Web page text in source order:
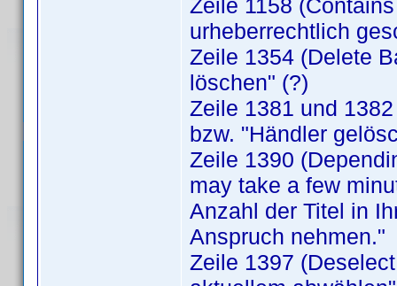
Zeile 1158
urheberrechtlich
Zeile 1354 (Delete
löschen" (?)
Zeile 1381 und
bzw. "Händler
Zeile 1390
may take a few
Anzahl der Titel in
Anspruch nehmen."
Zeile 1397